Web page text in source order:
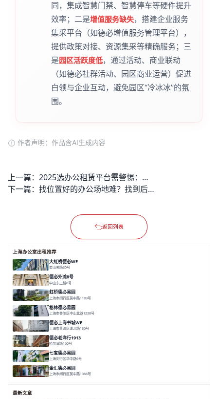
同，集成智慧门禁、智慧停车等硬件提升
效率；二是增值服务缺失，搭建企业服务
集采平台（如德必增值服务管理平台），
提供政策对接、资源集采等精确服务；三
是园区活跃度低，通过活动、商业联动
（如德必社群活动、园区商业运营）促进
白领与企业互动，避免园区“冷冰冰”的氛
围。
作者声明：作品含AI生成内容
上一篇：
2025选办公租赁平台需警惕：会不会遇到房源不实或隐藏收费的问题？
下一篇：
找位置好的办公场地难？找到后租金超预算怎么办？
返回列表
上海办公室出租推荐
大虹桥德必WE
娄山关路35号
德必外滩8号
中山东二路8号
虹桥德必易园
上海市闵行区吴中路1189号
格林德必易园
上海市普陀区中山北路1238号
德必上海书城WE
上海市黄浦区湖北路136号
德必老洋行1913
哈尔滨路160号
七宝德必易园
上海闵行区华中路6号
金汇德必易园
上海市闵行区吴中路1366号
最新文章